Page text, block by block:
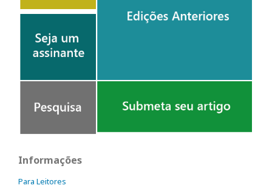
Informações
Para Leitores